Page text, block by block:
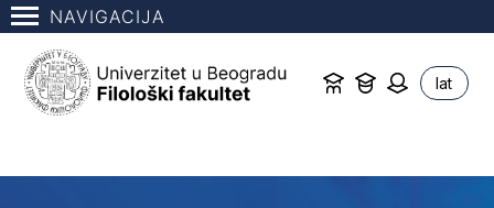
NAVIGACIJA
lat